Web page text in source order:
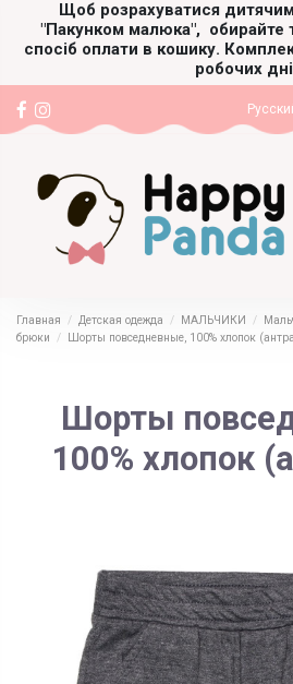
Щоб розрахуватися
"Пакунком малюка", обирайте
спосіб оплати в кошику.
робочих дні
Главная Детская одежда МАЛЬЧИКИ
брюки
Шорты повседневные, 100% хлопок
Шорты
100% хлопок